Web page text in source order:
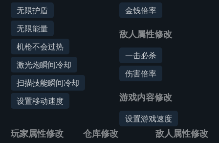
无限护盾
无限能量
机枪不会过热
激光炮瞬间冷却
扫描技能瞬间冷却
设置移动速度
金钱倍率
敌人属性修改
一击必杀
伤害倍率
游戏内容修改
设置游戏速度
玩家属性修改 仓库修改 敌人属性修改